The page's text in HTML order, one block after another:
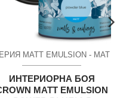
MATT EMULSION - МАТ
ИНТЕРИОРНА БОЯ
MATT EMULSION